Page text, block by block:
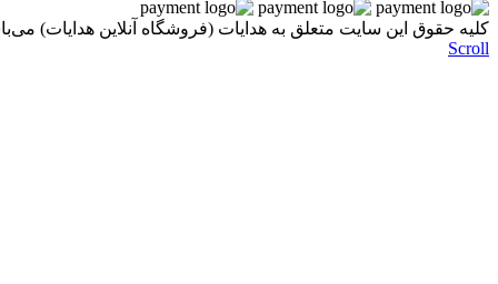
کليه حقوق اين سايت متعلق به هدایات (فروشگاه آنلاین هدایات)
Scroll